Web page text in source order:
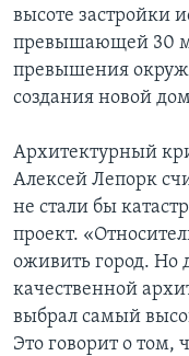
высоте застройки
превышающей 30
превышения
создания новой
Архитектурный
Алексей Лепорк
не стали бы
проект.
оживить город. Но
качественной
выбрал самый
Это говорит о том,